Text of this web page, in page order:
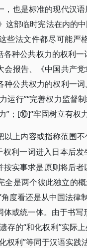
，也是标准的现代汉
这部临时宪法在内的
些法文件都尽可能
种公共权力的权利
会报告、《中国共产
种公共权力的权利一
运行”“完善权力监督
”；[⑩]“牢固树立有权
以上内容或指称范围
权利一词进入日本后
实事求是原则将后者
是两个彼此独立的
度看还是从中国法
或统一体。由于书
存的“和化权利”实际
权利”等同于汉语实践